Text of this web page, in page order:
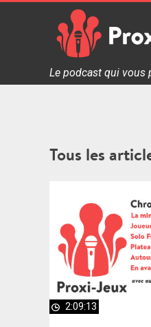
Proxi Jeux - Le
Le podcast qui vous
Tous les
2:09:13